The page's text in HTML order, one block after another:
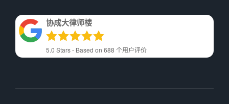
协成大律师楼
5.0 Stars - Based on 688 个用户评价